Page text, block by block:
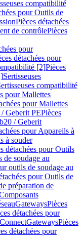
compatibilité
pour Outils de
Pièces détachées
de contrôlePièces
pour
détachées pour
[2]Pièces
Sertisseuses
compatibilité
pour Mallettes
pour Mallettes
Geberit PEPièces
/ Geberit
pour Appareils à
à souder
détachées pour Outils
de soudage au
outils de soudage au
pour Outils de
préparation de
GatewaysPièces
détachées pour
GatewaysPièces
détachées pour